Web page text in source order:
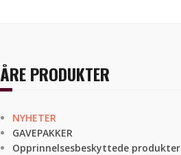
PRODUKTER
NYHETER
GAVEPAKKER
Opprinnelsesbeskyttede produkter